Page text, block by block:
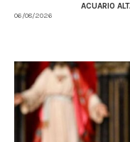
ACUARIO
06/08/2026